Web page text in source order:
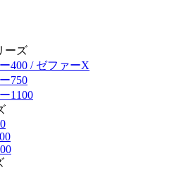
ーズ
400 / ゼファーX
750
1100